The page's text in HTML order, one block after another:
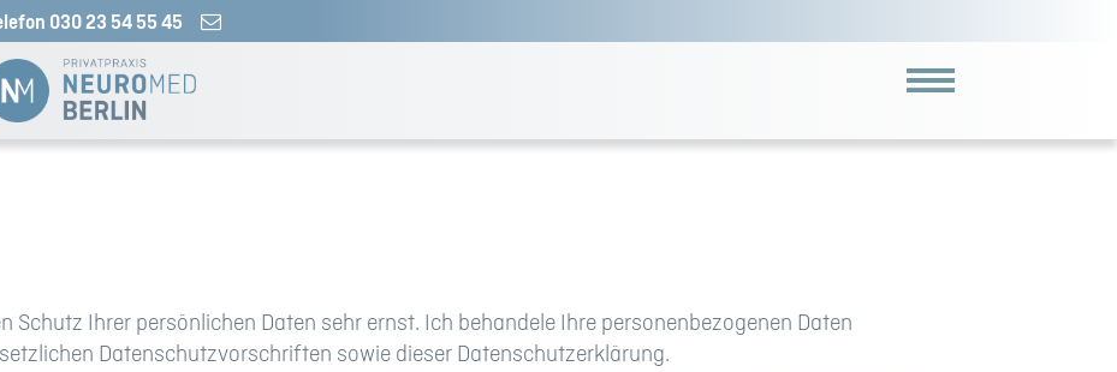
030 23 54 55 45
Schutz Ihrer persönlichen Daten sehr ernst. Ich behandele Ihre personenbezogenen Daten
Datenschutzvorschriften sowie dieser Datenschutzerklärung.